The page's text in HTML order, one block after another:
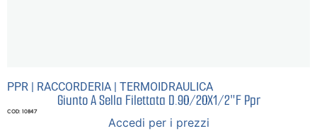
PPR | RACCORDERIA | TERMOIDRAULICA
Giunto A Sella Filettata D.90/20X1/2″F Ppr
COD: 10847
Accedi per i prezzi